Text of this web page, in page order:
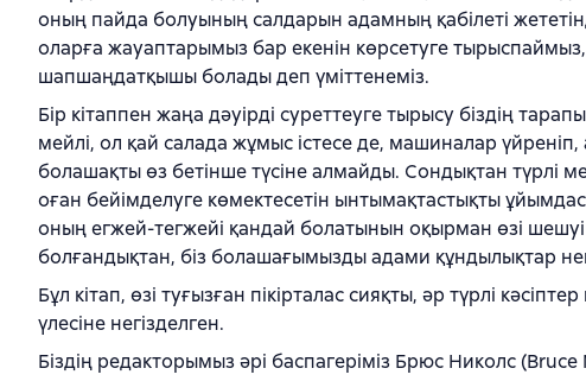
оның пайда болуының салдарын адамның қабілеті
оларға жауаптарымыз бар екенін көрсетуге
шапшаңдатқышы болады деп үміттенеміз.
Бір кітаппен жаңа дәуірді суреттеуге тырысу біздің
мейлі, ол қай салада жұмыс істесе де, машиналар
болашақты өз бетінше түсіне алмайды. Сондықтан түрлі
оған бейімделуге көмектесетін ынтымақтастықты
оның егжей-тегжейі қандай болатынын оқырман өзі
болғандықтан, біз болашағымызды адами құндылықтар
Бұл кітап, өзі туғызған пікірталас сияқты, әр түрлі
үлесіне негізделген.
Біздің редакторымыз әрі баспагеріміз Брюс Николс